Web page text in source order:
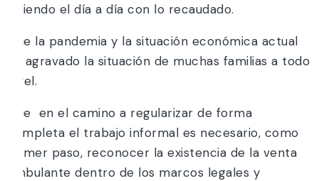
viviendo el día a día con lo recaudado.
Que la pandemia y la situación económica actual
ha agravado la situación de muchas familias a todo
nivel.
Que en el camino a regularizar de forma
completa el trabajo informal es necesario, como
primer paso, reconocer la existencia de la venta
ambulante dentro de los marcos legales y